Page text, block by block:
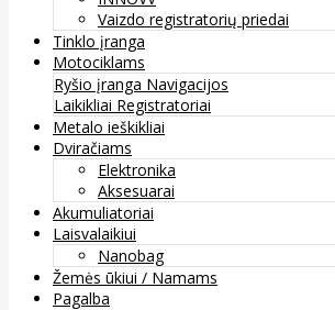
Vaizdo registratorių priedai
Tinklo įranga
Motociklams
Ryšio įranga Navigacijos
Laikikliai Registratoriai
Metalo ieškikliai
Dviračiams
Elektronika
Aksesuarai
Akumuliatoriai
Laisvalaikiui
Nanobag
Žemės ūkiui / Namams
Pagalba